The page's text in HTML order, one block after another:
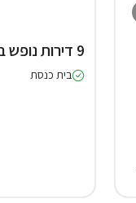
9 דירות נופש בירושלים
בית כנסת